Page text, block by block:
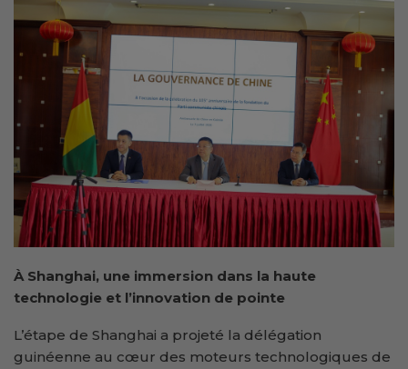
À Shanghai, une immersion dans la haute
technologie et l’innovation de pointe
L’étape de Shanghai a projeté la délégation
guinéenne au cœur des moteurs technologiques de